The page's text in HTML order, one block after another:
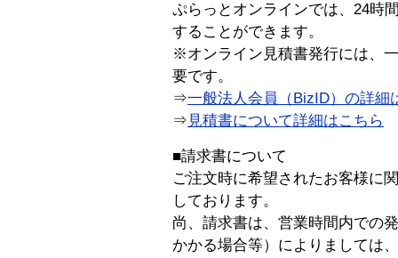
ぷらっとオンラインでは、24時
することができます。
※オンライン見積書発行には、
要です。
⇒一般法人会員（BizID）の詳細
⇒ 見積書について詳細はこちら
■請求書について
ご注文時に希望されたお客様に
しております。
尚、請求書は、営業時間内での
かかる場合等）によりましては